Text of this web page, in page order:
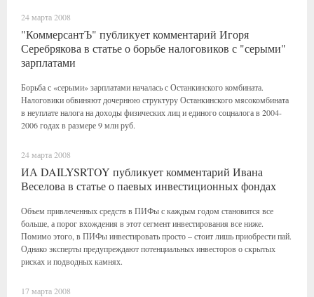
24 марта 2008
"КоммерсантЪ" публикует комментарий Игоря
Серебрякова в статье о борьбе налоговиков с "серыми"
зарплатами
Борьба с «серыми» зарплатами началась с Останкинского комбината.
Налоговики обвиняют дочернюю структуру Останкинского мясокомбината
в неуплате налога на доходы физических лиц и единого соцналога в 2004-
2006 годах в размере 9 млн руб.
24 марта 2008
ИА DAILYSRTOY публикует комментарий Ивана
Веселова в статье о паевых инвестиционных фондах
Объем привлеченных средств в ПИФы с каждым годом становится все
больше, а порог вхождения в этот сегмент инвестирования все ниже.
Помимо этого, в ПИФы инвестировать просто – стоит лишь приобрести пай.
Однако эксперты предупреждают потенциальных инвесторов о скрытых
рисках и подводных камнях.
17 марта 2008